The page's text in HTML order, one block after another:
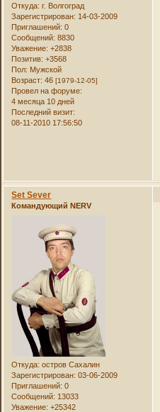
Откуда: г. Волгоград
Зарегистрирован: 14-03-2009
Приглашений: 0
Сообщений: 8830
Уважение: +2838
Позитив: +3568
Пол: Мужской
Возраст: 46[1979-12-05]
Провел на форуме:
4 месяца 10 дней
Последний визит:
08-11-2010 17:56:50
Set Sever
Командующий NERV
Откуда: остров Сахалин
Зарегистрирован: 03-06-2009
Приглашений: 0
Сообщений: 13033
Уважение: +25342